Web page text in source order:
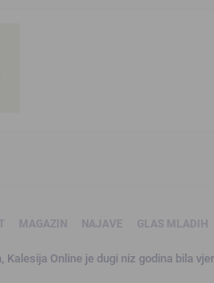
MAGAZIN NAJAVE GLAS MLADIH
Online je dugi niz godina bila